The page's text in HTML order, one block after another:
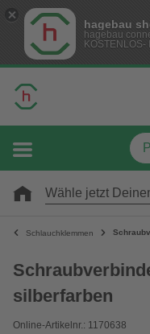
hagebau
hagebau
Wähle jetzt
Schlauchklemmen
silberfarben
Online-Artikelnr.: 1170638